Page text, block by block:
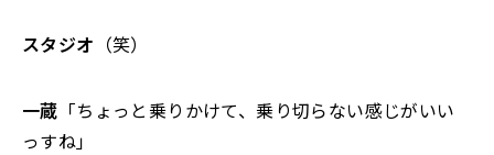
スタジオ （笑）
一蔵 「ちょっと乗りかけて、乗り切らない感じがいい
っすね」